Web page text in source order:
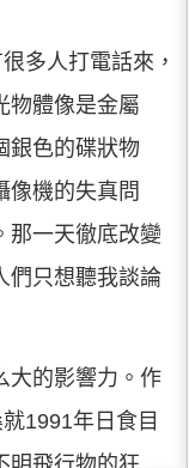
多人打電話來，
物體像是金屬
銀色的碟狀物
像機的失真問
那一天徹底改變
們只想聽我談論
大的影響力。作
1991年日食目